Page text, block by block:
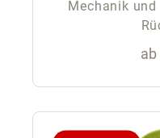
Mechanik
ab